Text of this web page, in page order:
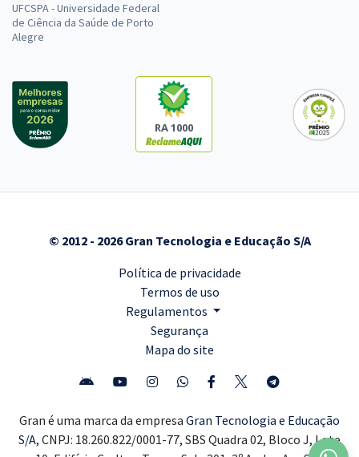
UFCSPA - Universidade Federal
de Ciência da Saúde de Porto
Alegre
RA 1000
© 2012 - 2026 Gran Tecnologia e Educação S/A
Política de privacidade
Termos de uso
Regulamentos
Segurança
Mapa do site
Gran é uma marca da empresa Gran Tecnologia e Educação
S/A, CNPJ: 18.260.822/0001-77, SBS Quadra 02, Bloco J, Lote